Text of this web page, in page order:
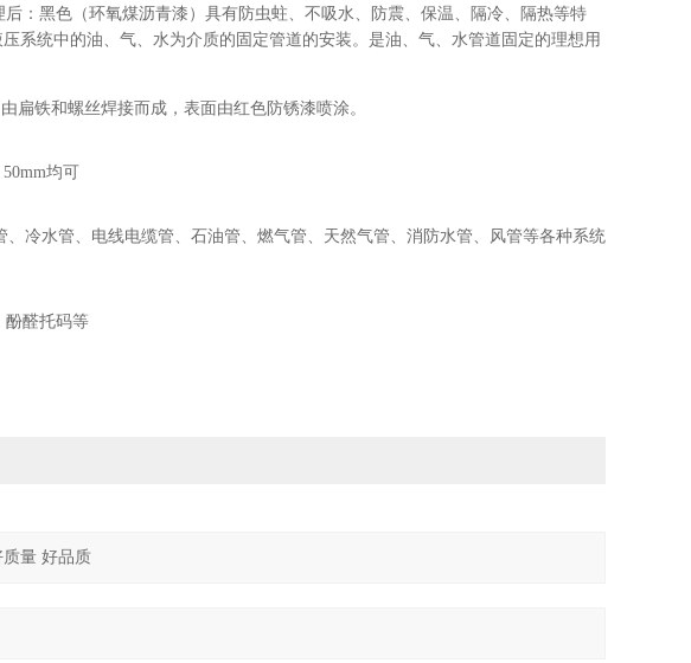
：黑色（环氧煤沥青漆） 具有防虫蛀、不吸水、防震、保温、隔冷、隔热等特
系统中的油、气、水为介质的固定管道的安装。是油、气、水管道固定的理想用
扁铁和螺丝焊接而成，表面由红色防锈漆喷涂。
均可
冷水管、电线电缆管、石油管、燃气管、天然气管、消防水管、风管等各种系统
酚醛托码等